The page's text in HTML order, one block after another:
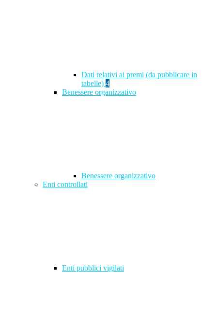
Dati relativi ai premi (da pubblicare in
tabelle) 4
Benessere organizzativo
Benessere organizzativo
Enti controllati
Enti pubblici vigilati